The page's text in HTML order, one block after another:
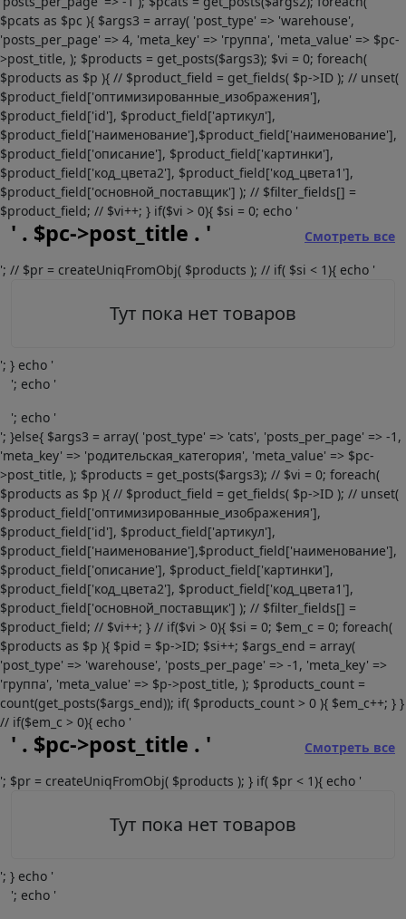
$pcats as $pc ){ $args3 = array( 'post_type' => 'warehouse',
'posts_per_page' => 4, 'meta_key' => 'группа', 'meta_value' => $pc-
>post_title, ); $products = get_posts($args3); $vi = 0; foreach(
$products as $p ){ // $product_field = get_fields( $p->ID ); // unset(
$product_field['оптимизированные_изображения'],
$product_field['id'], $product_field['артикул'],
$product_field['наименование'],$product_field['наименование'],
$product_field['описание'], $product_field['картинки'],
$product_field['код_цвета2'], $product_field['код_цвета1'],
$product_field['основной_поставщик'] ); // $filter_fields[] =
$product_field; // $vi++; } if($vi > 0){ $si = 0; echo '
' . $pc->post_title . '
Смотреть все
'; // $pr = createUniqFromObj( $products ); // if( $si < 1){ echo '
Тут пока нет товаров
'; } echo '
'; echo '
'; echo '
'; }else{ $args3 = array( 'post_type' => 'cats', 'posts_per_page' => -1,
'meta_key' => 'родительская_категория', 'meta_value' => $pc-
>post_title, ); $products = get_posts($args3); // $vi = 0; foreach(
$products as $p ){ // $product_field = get_fields( $p->ID ); // unset(
$product_field['оптимизированные_изображения'],
$product_field['id'], $product_field['артикул'],
$product_field['наименование'],$product_field['наименование'],
$product_field['описание'], $product_field['картинки'],
$product_field['код_цвета2'], $product_field['код_цвета1'],
$product_field['основной_поставщик'] ); // $filter_fields[] =
$product_field; // $vi++; } // if($vi > 0){ $si = 0; $em_c = 0; foreach(
$products as $p ){ $pid = $p->ID; $si++; $args_end = array(
'post_type' => 'warehouse', 'posts_per_page' => -1, 'meta_key' =>
'группа', 'meta_value' => $p->post_title, ); $products_count =
count(get_posts($args_end)); if( $products_count > 0 ){ $em_c++; } }
// if($em_c > 0){ echo '
' . $pc->post_title . '
Смотреть все
'; $pr = createUniqFromObj( $products ); } if( $pr < 1){ echo '
Тут пока нет товаров
'; } echo '
'; echo '